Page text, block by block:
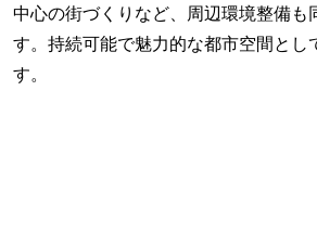
中心の街づくりなど、周辺環境整備も
す。持続可能で魅力的な都市空間とし
す。